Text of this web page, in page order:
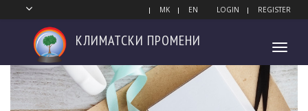
MK EN LOGIN REGISTER
Toggle
КЛИМАТСКИ ПРОМЕНИ